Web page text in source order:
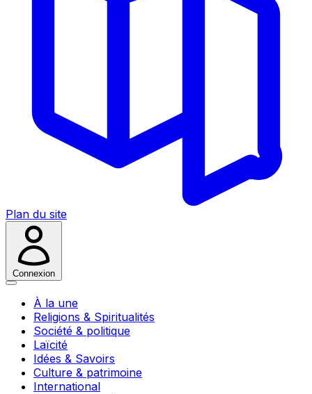
Plan du site
Connexion
À la une
Religions & Spiritualités
Société & politique
Laïcité
Idées & Savoirs
Culture & patrimoine
International